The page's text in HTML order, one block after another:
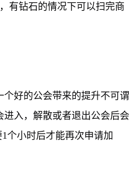
有钻石的情况下可以扫完商
好的公会带来的提升不可谓
入，解散或者退出公会后会
个小时后才能再次申请加